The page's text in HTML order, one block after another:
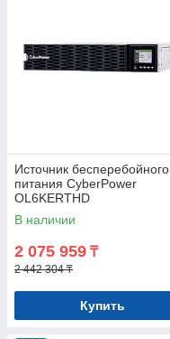
Источник бесперебойного
питания CyberPower
OL6KERTHD
В наличии
2 075 959 ₸
2 442 304 ₸
Купить